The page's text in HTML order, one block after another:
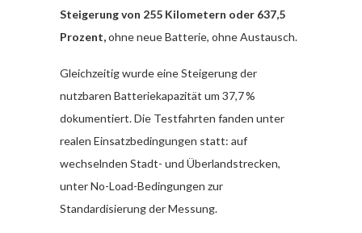
Steigerung von 255 Kilometern oder 637,5
Prozent,ohne neue Batterie, ohne Austausch.
Gleichzeitig wurde eine Steigerung der
nutzbaren Batteriekapazität um 37,7 %
dokumentiert. Die Testfahrten fanden unter
realen Einsatzbedingungen statt: auf
wechselnden Stadt- und Überlandstrecken,
unter No-Load-Bedingungen zur
Standardisierung der Messung.